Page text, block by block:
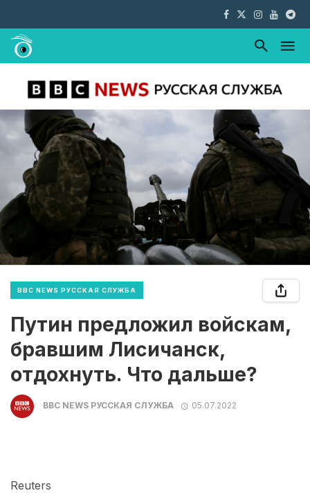
BBC NEWS РУССКАЯ СЛУЖБА
Путин предложил войскам,
бравшим Лисичанск,
отдохнуть. Что дальше?
BBC NEWS РУССКАЯ СЛУЖБА 05.07.2022
Reuters